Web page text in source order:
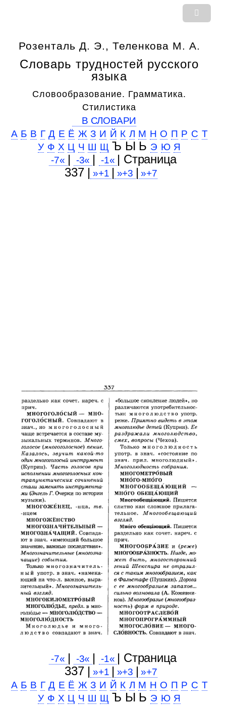
Розенталь Д. Э., Теленкова М. А.
Словарь трудностей русского
языка
Словообразование. Грамматика.
Стилистика
В СЛОВАРИ
А Б В Г Д Е Ё Ж З И Й К Л М Н О П Р С Т
У Ф Х Ц Ч Ш Щ Ъ Ы Ь Э Ю Я
-7« | -3« | -1« | Cтраница
337 | »+1 | »+3 | »+7
-7« | -3« | -1« | Cтраница
337 | »+1 | »+3 | »+7
А Б В Г Д Е Ё Ж З И Й К Л М Н О П Р С Т
У Ф Х Ц Ч Ш Щ Ъ Ы Ь Э Ю Я